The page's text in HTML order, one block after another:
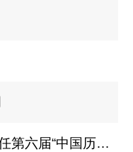
我馆宣教部主任李红应邀担任第六届“中国历史文化名楼杯”讲解员大赛评委